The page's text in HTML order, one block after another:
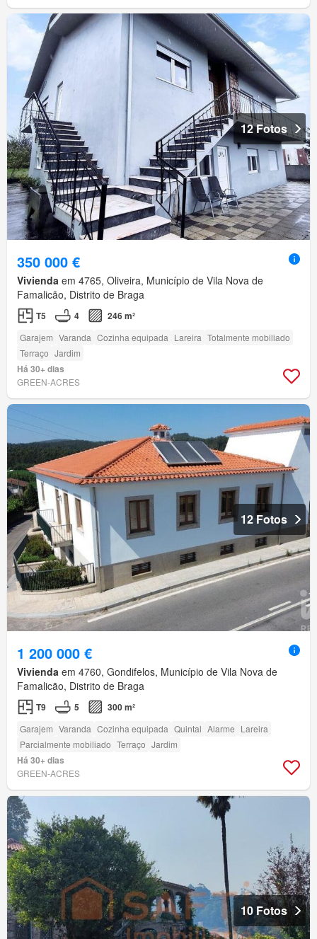
12 Fotos
350 000 €
Vivienda em 4765, Oliveira, Município de Vila Nova de
Famalicão, Distrito de Braga
T5 4 246 m²
Garajem Varanda Cozinha equipada Lareira Totalmente mobiliado
Terraço Jardim
Há 30+ dias
GREEN-ACRES
12 Fotos
1 200 000 €
Vivienda em 4760, Gondifelos, Município de Vila Nova de
Famalicão, Distrito de Braga
T9 5 300 m²
Garajem Varanda Cozinha equipada Quintal Alarme Lareira
Parcialmente mobiliado Terraço Jardim
Há 30+ dias
GREEN-ACRES
10 Fotos